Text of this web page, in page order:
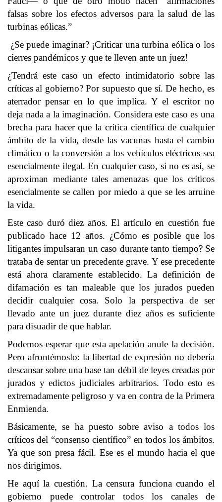
falsas sobre los efectos adversos para la salud de las
turbinas eólicas.”
¿Se puede imaginar? ¡Criticar una turbina eólica o los
cierres pandémicos y que te lleven ante un juez!
¿Tendrá este caso un efecto intimidatorio sobre las
críticas al gobierno? Por supuesto que sí. De hecho, es
aterrador pensar en lo que implica. Y el escritor no
deja nada a la imaginación. Considera este caso es una
brecha para hacer que la crítica científica de cualquier
ámbito de la vida, desde las vacunas hasta el cambio
climático o la conversión a los vehículos eléctricos sea
esencialmente ilegal. En cualquier caso, si no es así, se
aproximan mediante tales amenazas que los críticos
esencialmente se callen por miedo a que se les arruine
la vida.
Este caso duró diez años. El artículo en cuestión fue
publicado hace 12 años. ¿Cómo es posible que los
litigantes impulsaran un caso durante tanto tiempo? Se
trataba de sentar un precedente grave. Y ese precedente
está ahora claramente establecido. La definición de
difamación es tan maleable que los jurados pueden
decidir cualquier cosa. Solo la perspectiva de ser
llevado ante un juez durante diez años es suficiente
para disuadir de que hablar.
Podemos esperar que esta apelación anule la decisión.
Pero afrontémoslo: la libertad de expresión no debería
descansar sobre una base tan débil de leyes creadas por
jurados y edictos judiciales arbitrarios. Todo esto es
extremadamente peligroso y va en contra de la Primera
Enmienda.
Básicamente, se ha puesto sobre aviso a todos los
críticos del “consenso científico” en todos los ámbitos.
Ya que son presa fácil. Ese es el mundo hacia el que
nos dirigimos.
He aquí la cuestión. La censura funciona cuando el
gobierno puede controlar todos los canales de